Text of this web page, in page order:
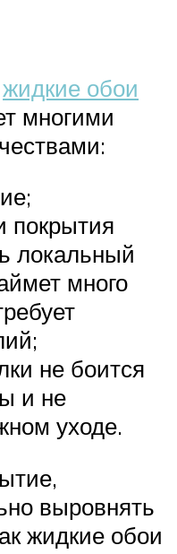
жидкие обои
многими
покрытия
локальный
много
не боится
и не
уходе.
выровнять
жидкие обои